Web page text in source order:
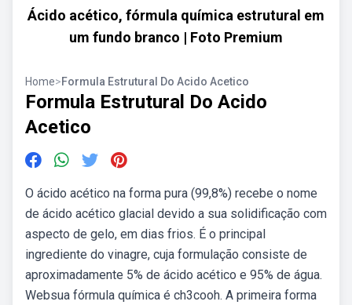
Ácido acético, fórmula química estrutural em
um fundo branco | Foto Premium
Home>Formula Estrutural Do Acido Acetico
Formula Estrutural Do Acido
Acetico
O ácido acético na forma pura (99,8%) recebe o nome
de ácido acético glacial devido a sua solidificação com
aspecto de gelo, em dias frios. É o principal
ingrediente do vinagre, cuja formulação consiste de
aproximadamente 5% de ácido acético e 95% de água.
Websua fórmula química é ch3cooh. A primeira forma